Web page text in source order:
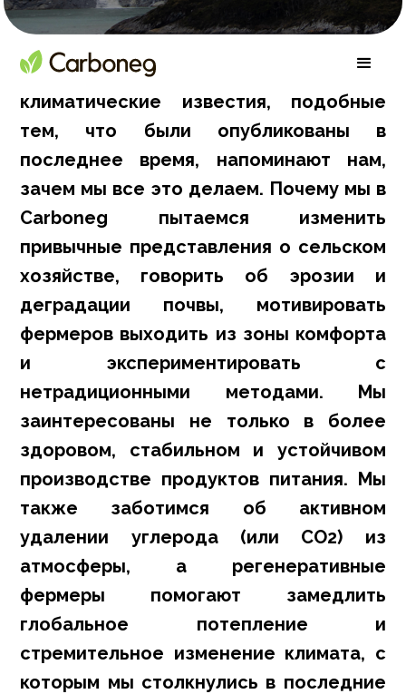
Время от времени негативные
климатические известия, подобные
тем, что были опубликованы в
последнее время, напоминают нам,
зачем мы все это делаем. Почему мы в
Carboneg пытаемся изменить
привычные представления о сельском
хозяйстве, говорить об эрозии и
деградации почвы, мотивировать
фермеров выходить из зоны комфорта
и экспериментировать с
нетрадиционными методами. Мы
заинтересованы не только в более
здоровом, стабильном и устойчивом
производстве продуктов питания. Мы
также заботимся об активном
удалении углерода (или CO2) из
атмосферы, а регенеративные
фермеры помогают замедлить
глобальное потепление и
стремительное изменение климата, с
которым мы столкнулись в последние